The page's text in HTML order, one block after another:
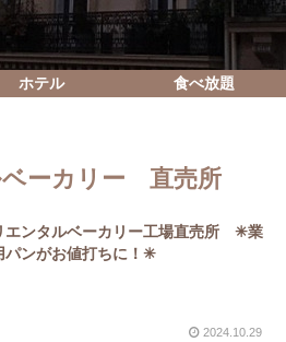
ホテル 食べ放題
ーカリー 直売所
エンタルベーカリー工場直売所 ✳︎業
パンがお値打ちに！✳︎
2024.10.29